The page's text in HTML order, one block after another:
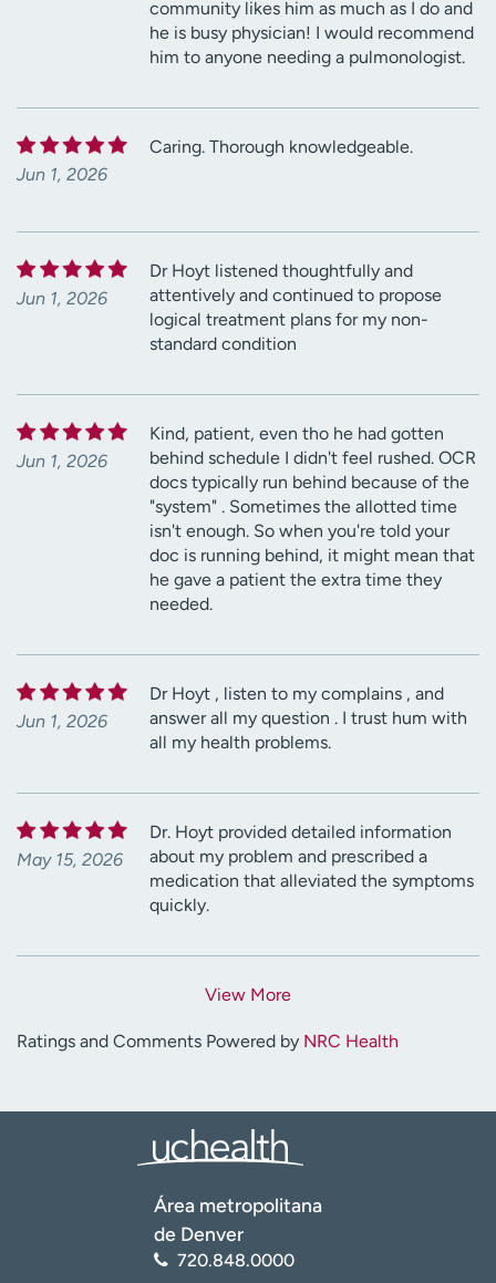
community likes him as much as I do and
he is busy physician! I would recommend
him to anyone needing a pulmonologist.
Jun 1, 2026
Caring. Thorough knowledgeable.
Jun 1, 2026
Dr Hoyt listened thoughtfully and
attentively and continued to propose
logical treatment plans for my non-
standard condition
Jun 1, 2026
Kind, patient, even tho he had gotten
behind schedule I didn't feel rushed. OCR
docs typically run behind because of the
"system" . Sometimes the allotted time
isn't enough. So when you're told your
doc is running behind, it might mean that
he gave a patient the extra time they
needed.
Jun 1, 2026
Dr Hoyt , listen to my complains , and
answer all my question . I trust hum with
all my health problems.
May 15, 2026
Dr. Hoyt provided detailed information
about my problem and prescribed a
medication that alleviated the symptoms
quickly.
View More
Ratings and Comments Powered by NRC Health
Área metropolitana
de Denver
720.848.0000